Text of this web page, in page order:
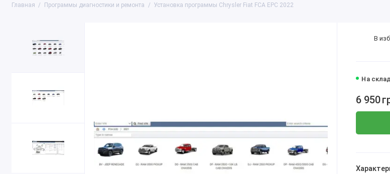
Главная Программы диагностики и ремонта Установка программы Chrysler Fiat FCA EPC 2022
На
6 950
В